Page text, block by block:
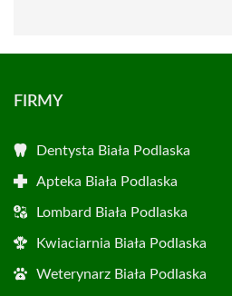
FIRMY
Dentysta Biała Podlaska
Apteka Biała Podlaska
Lombard Biała Podlaska
Kwiaciarnia Biała Podlaska
Weterynarz Biała Podlaska